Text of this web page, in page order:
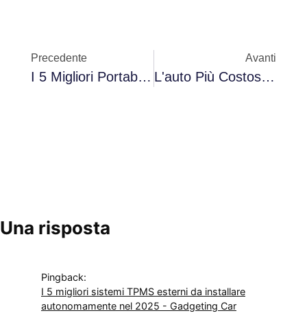
Precedente
I 5 Migliori Portabici Per Auto Nel 2025: Confronto Completo E Raccomandazioni
Avanti
L'auto Più Costosa Del Mondo: Il Lusso Al Suo Massimo Splendore
Una risposta
Pingback:
I 5 migliori sistemi TPMS esterni da installare
autonomamente nel 2025 - Gadgeting Car